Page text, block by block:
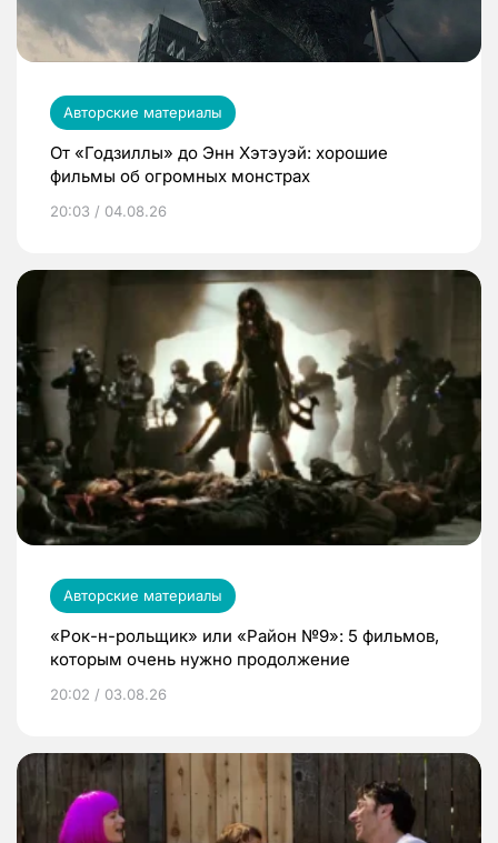
Авторские материалы
От «Годзиллы» до Энн Хэтэуэй: хорошие
фильмы об огромных монстрах
20:03 / 04.08.26
Авторские материалы
«Рок-н-рольщик» или «Район №9»: 5 фильмов,
которым очень нужно продолжение
20:02 / 03.08.26